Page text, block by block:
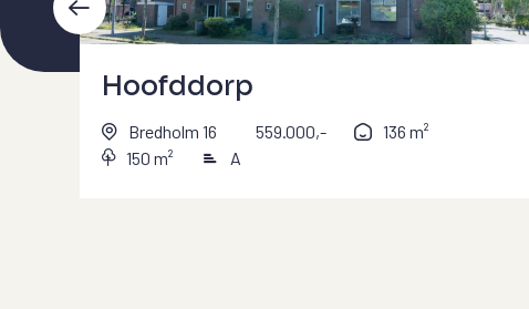
Hoofddorp
Bredholm 16 559.000,-
136 m²
150 m²
A